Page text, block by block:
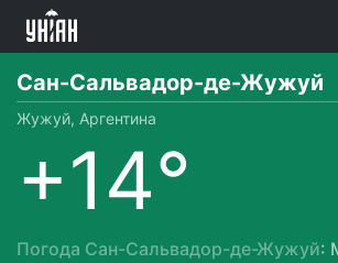
Сан-Сальвадор-де-Жужуй
Жужуй, Аргентина
+14°
Погода Сан-Сальвадор-де-Жужуй: